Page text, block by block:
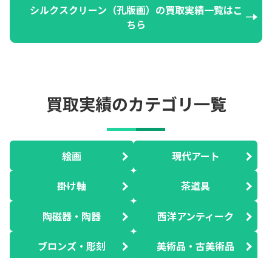
シルクスクリーン（孔版画）の買取実績一覧はこ
ちら
買取実績のカテゴリ一覧
絵画 現代アート
掛け軸 茶道具
陶磁器・陶器 西洋アンティーク
ブロンズ・彫刻 美術品・古美術品